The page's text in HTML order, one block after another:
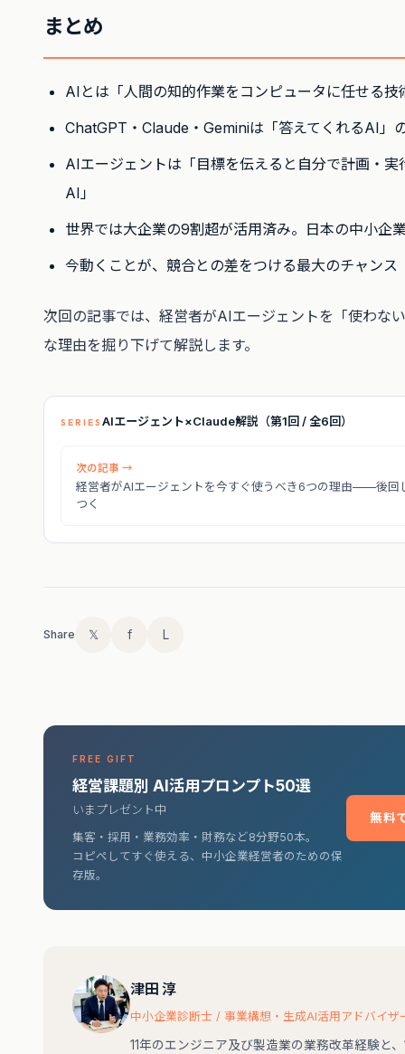
まとめ
AIとは「人間の知的作業をコンピュータに任せる技
ChatGPT・Claude・Geminiは「答えてくれるAI」
AIエージェントは「目標を伝えると自分で計画・実
AI」
世界では大企業の9割超が活用済み。日本の中小企
今動くことが、競合との差をつける最大のチャンス
次回の記事では、経営者がAIエージェントを「使わな
な理由を掘り下げて解説します。
SERIES AIエージェント×Claude解説（第1回 / 全6回）
次の記事 →
経営者がAIエージェントを今すぐ使うべき6つの理由——後回
つく
Share 𝕏 f L
FREE GIFT
経営課題別 AI活用プロンプト50選
いまプレゼント中
集客・採用・業務効率・財務など8分野50本。
コピペしてすぐ使える、中小企業経営者のための保
存版。
無料
津田 淳
中小企業診断士 / 事業構想・生成AI活用アドバイザ
11年のエンジニア及び製造業の業務改革経験と